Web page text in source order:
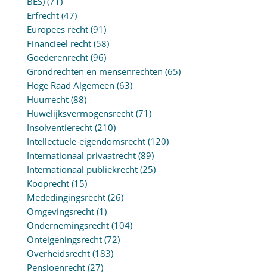
Erfrecht(47)
Europees recht(91)
Financieel recht(58)
Goederenrecht(96)
Grondrechten en mensenrechten (65)
Hoge Raad Algemeen (63)
Huurrecht(88)
Huwelijksvermogensrecht(71)
Insolventierecht(210)
Intellectuele-eigendomsrecht(120)
Internationaal privaatrecht(89)
Internationaal publiekrecht(25)
Kooprecht(15)
Mededingingsrecht(26)
Omgevingsrecht(1)
Ondernemingsrecht(104)
Onteigeningsrecht(72)
Overheidsrecht(183)
Pensioenrecht(27)